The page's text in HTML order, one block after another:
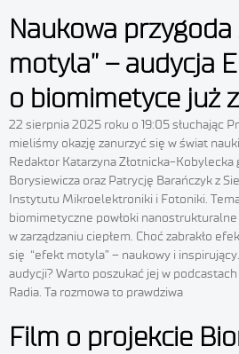
Naukowa przygoda
motyla” – audycja
o biomimetyce już
22 sierpnia 2025 roku o 19:05 słuchając
mieliśmy okazję zanurzyć się w świat
Redaktor Katarzyna Złotnicka-Kobylecka
Borysiewicza oraz Patrycję Barańczyk z
Instytutu Mikroelektroniki i Fotoniki.
biomimetyczne powłoki
w zarządzaniu ciepłem. Choć zabrakło
się “efekt motyla” – naukowy i
audycji? Warto poszukać jej w
Radia. Ta rozmowa to prawdziwa
Film o projekcie